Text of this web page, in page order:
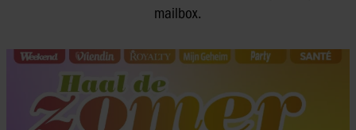
mailbox.